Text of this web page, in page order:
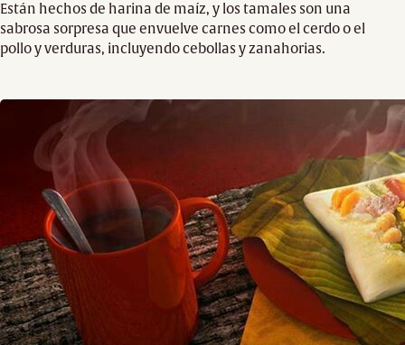
Están hechos de harina de maíz, y los tamales son una
sabrosa sorpresa que envuelve carnes como el cerdo o el
pollo y verduras, incluyendo cebollas y zanahorias.